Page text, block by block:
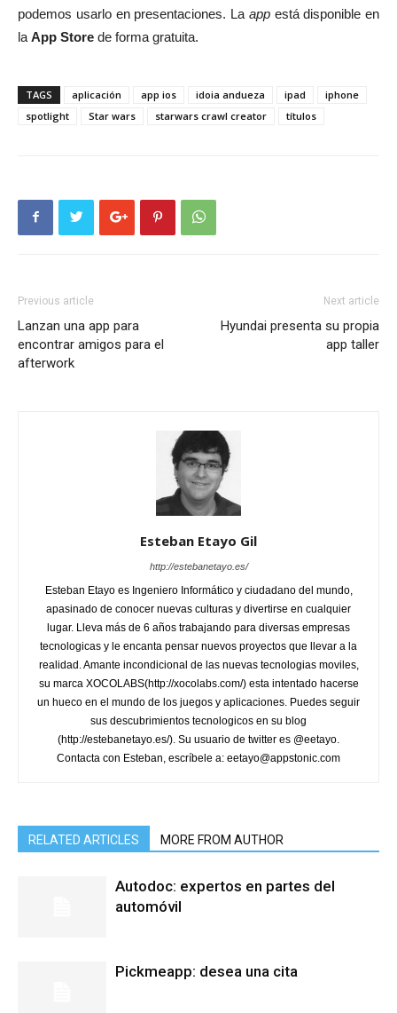
podemos usarlo en presentaciones. La appestá disponible en
la App Store de forma gratuita.
TAGS aplicación app ios idoia andueza ipad
iphone
spotlight
Star wars starwars crawl creator títulos
Previous article
Lanzan una app para
encontrar amigos para el
afterwork
Next article
Hyundai presenta su propia
app taller
Esteban Etayo Gil
http://estebanetayo.es/
Esteban Etayo es Ingeniero Informático y ciudadano del mundo,
apasinado de conocer nuevas culturas y divertirse en cualquier
lugar. Lleva más de 6 años trabajando para diversas empresas
tecnologicas y le encanta pensar nuevos proyectos que llevar a la
realidad. Amante incondicional de las nuevas tecnologias moviles,
su marca XOCOLABS(http://xocolabs.com/) esta intentado hacerse
un hueco en el mundo de los juegos y aplicaciones. Puedes seguir
sus descubrimientos tecnologicos en su blog
(http://estebanetayo.es/). Su usuario de twitter es @eetayo.
Contacta con Esteban, escríbele a: eetayo@appstonic.com
RELATED ARTICLES MORE FROM AUTHOR
Autodoc: expertos en partes del
automóvil
Pickmeapp: desea una cita